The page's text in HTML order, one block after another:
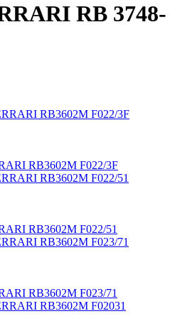
RB 3748-
RB3602M F022/3F
RB3602M F022/51
RB3602M F023/71